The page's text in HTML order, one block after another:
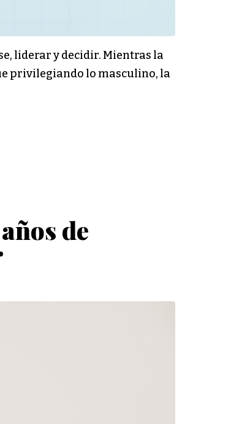
liderar y decidir. Mientras la
privilegiando lo masculino, la
de